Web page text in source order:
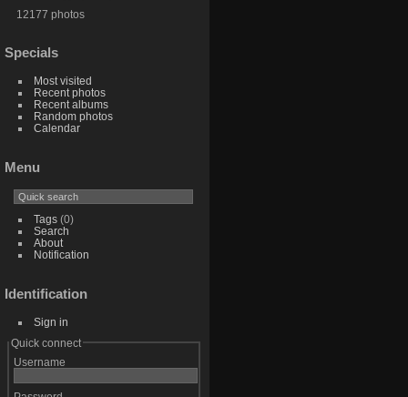
12177 photos
Specials
Most visited
Recent photos
Recent albums
Random photos
Calendar
Menu
Tags(0)
Search
About
Notification
Identification
Sign in
Quick connect
Username